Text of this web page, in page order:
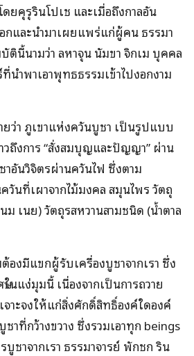
ยคุรุรินโปเช และเมื่อถึงกาลอัน
กและนำมาเผยแพร่แก่ผู้คน ธรรมา
นี้นามว่า ลหาจุน นัมขา จิกเม บุคคล
นำพาเอาพุทธธรรมเข้าไปงอกงาม
ยว่า ภูเขาแห่งควันบูชา เป็นรูปแบบ
วถึงการ “สั่งสมบุญและปัญญา” ผ่าน
าอันวิจิตรผ่านควันไฟ ซึ่งตาม
วันที่เผาจากไม้มงคล สมุนไพร วัตถุ
ม เนย) วัตถุรสหวานสามชนิด (น้ำตาล
งมีแขกผู้รับเครื่องบูชาจากเรา ซึ่ง
ในแง่มุมนี้ เนื่องจากเป็นการถวาย
จาะจงให้แก่สิ่งศักดิ์สิทธิ์องค์ใดองค์
าที่กว้างขวาง ซึ่งรวมเอาทุก beings
ชาจากเรา ธรรมาจารย์ พักชก ริน